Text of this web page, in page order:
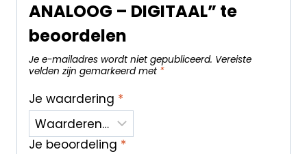
ANALOOG – DIGITAAL” te
beoordelen
Je e-mailadres wordt niet gepubliceerd. Vereiste
velden zijn gemarkeerd met *
Je waardering *
Je beoordeling *